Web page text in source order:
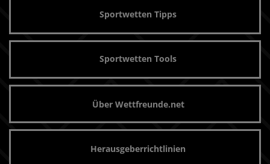
Sportwetten Tipps
Sportwetten Tools
Über Wettfreunde.net
Herausgeberrichtlinien